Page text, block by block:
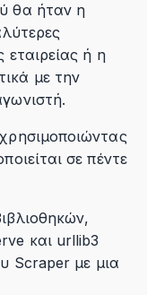
θα ήταν η
εταιρείας ή η
με την
σε πέντε
και urllib3
Scraper με μια